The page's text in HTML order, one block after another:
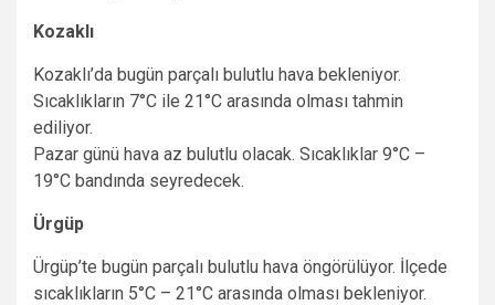
Kozaklı
Kozaklı’da bugün parçalı bulutlu hava bekleniyor.
Sıcaklıkların 7°C ile 21°C arasında olması tahmin
ediliyor.
Pazar günü hava az bulutlu olacak. Sıcaklıklar 9°C –
19°C bandında seyredecek.
Ürgüp
Ürgüp’te bugün parçalı bulutlu hava öngörülüyor. İlçede
sıcaklıkların 5°C – 21°C arasında olması bekleniyor.